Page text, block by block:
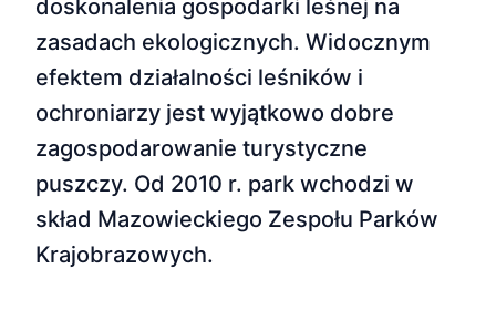
doskonalenia gospodarki leśnej na
zasadach ekologicznych. Widocznym
efektem działalności leśników i
ochroniarzy jest wyjątkowo dobre
zagospodarowanie turystyczne
puszczy. Od 2010 r. park wchodzi w
skład Mazowieckiego Zespołu Parków
Krajobrazowych.